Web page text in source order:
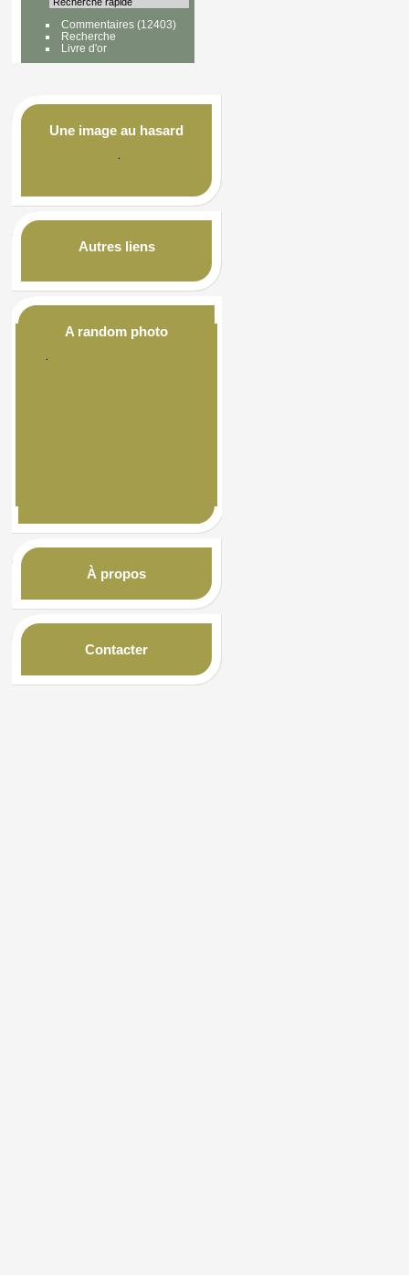
Commentaires(12403)
Recherche
Livre d'or
Une image au hasard
Autres liens
A random photo
À propos
Contacter